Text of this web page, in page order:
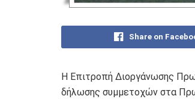
Share on
Η Επιτροπή Διοργάνωσης
δήλωσης συμμετοχών στα